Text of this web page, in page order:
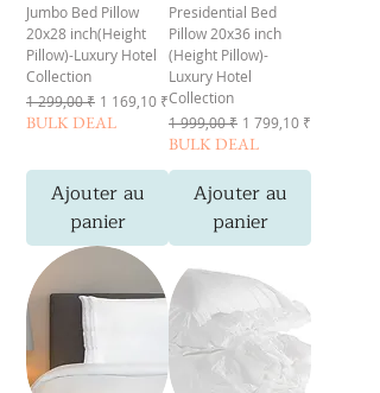
Jumbo Bed Pillow
20x28 inch(Height
Pillow)-Luxury Hotel
Collection
Prix original
1 299,00 ₹ Prix promotionnel
1 169,10 ₹
BULK DEAL
Ajouter au
panier
Presidential Bed
Pillow 20x36 inch
(Height Pillow)-
Luxury Hotel
Collection
Prix original
1 999,00 ₹ Prix promotionnel
1 799,10 ₹
BULK DEAL
Ajouter au
panier